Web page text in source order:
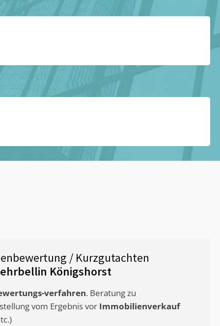
/ Kurzgutachten
Königshorst
verfahren. Beratung zu
vom Ergebnis vor Immobilienverkauf